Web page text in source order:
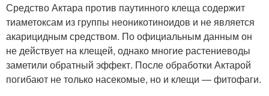
Средство Актара против паутинного клеща содержит
тиаметоксам из группы неоникотиноидов и не является
акарицидным средством. По официальным данным он
не действует на клещей, однако многие растениеводы
заметили обратный эффект. После обработки Актарой
погибают не только насекомые, но и клещи — фитофаги.